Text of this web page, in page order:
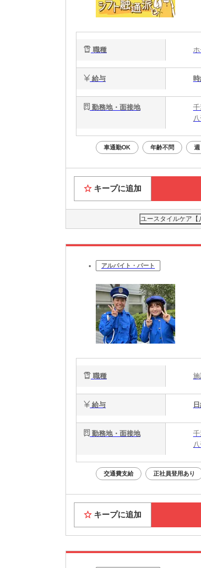
職種
給与
勤務地・面接地
車通勤OK 年齢不問
キープに追加
ユースタイルケア
アルバイト・パート
職種
給与
勤務地・面接地
交通費支給 正社員登用あり
キープに追加